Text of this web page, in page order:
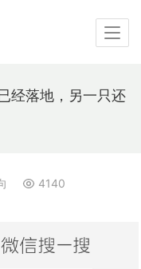
经落地，另一只还
4140